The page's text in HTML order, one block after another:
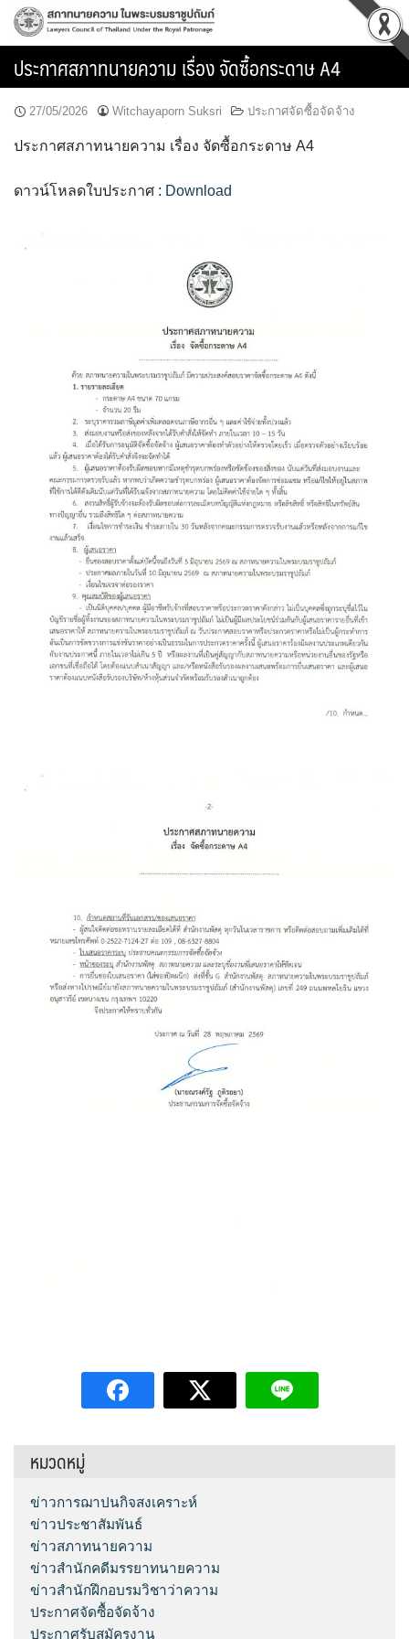
Skip
ประกาศสภาทนายความ เรื่อง จัดซื้อกระดาษ A4
27/05/2026 Witchayaporn Suksri ประกาศจัดซื้อจัดจ้าง
ประกาศสภาทนายความ เรื่อง จัดซื้อกระดาษ A4
ดาวน์โหลดใบประกาศ : Download
หมวดหมู่
ข่าวการฌาปนกิจสงเคราะห์
ข่าวประชาสัมพันธ์
ข่าวสภาทนายความ
ข่าวสำนักคดีมรรยาทนายความ
ข่าวสำนักฝึกอบรมวิชาว่าความ
ประกาศจัดซื้อจัดจ้าง
ประกาศรับสมัครงาน